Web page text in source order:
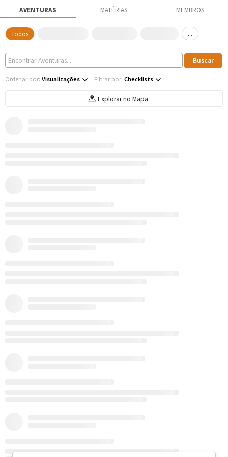
AVENTURAS MATÉRIAS MEMBROS
Todos ...
Ordenar por: Visualizações Filtrar por: Checklists
Explorar no Mapa